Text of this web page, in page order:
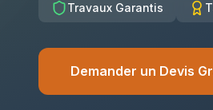
Travaux Garantis
Demander un Devis